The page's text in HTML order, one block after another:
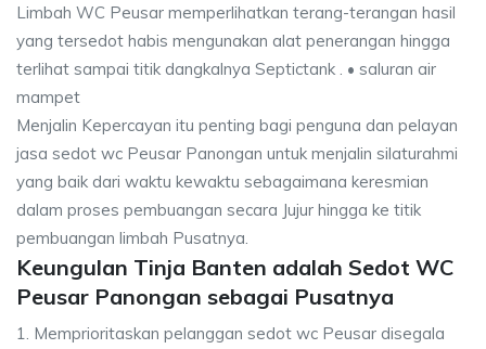
Limbah WC Peusar memperlihatkan terang-terangan hasil
yang tersedot habis mengunakan alat penerangan hingga
terlihat sampai titik dangkalnya Septictank . • saluran air
mampet
Menjalin Kepercayan itu penting bagi penguna dan pelayan
jasa sedot wc Peusar Panongan untuk menjalin silaturahmi
yang baik dari waktu kewaktu sebagaimana keresmian
dalam proses pembuangan secara Jujur hingga ke titik
pembuangan limbah Pusatnya.
Keungulan Tinja Banten adalah Sedot WC
Peusar Panongan sebagai Pusatnya
1. Memprioritaskan pelanggan sedot wc Peusar disegala